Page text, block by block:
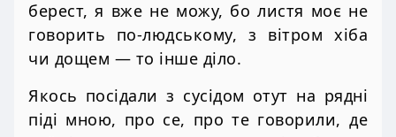
берест, я вже не можу, бо листя моє не
говорить по-людському, з вітром хіба
чи дощем — то інше діло.
Якось посідали з сусідом отут на рядні
піді мною, про се, про те говорили, де